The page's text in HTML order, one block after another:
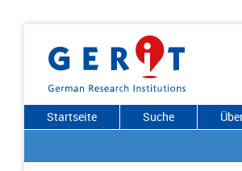
Startseite Suche